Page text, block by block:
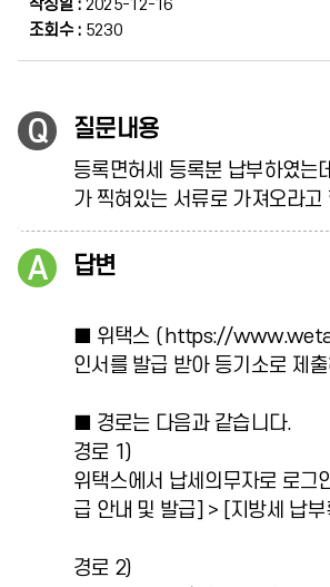
작성일 : 2025-12-16
조회수 : 5230
질문내용
등록면허세 등록분 납부하였는
가 찍혀있는 서류로 가져오라고
답변
■ 위택스 ( https://
인서를 발급 받아 등기소로 제
■ 경로는 다음과 같습니다.
경로 1)
위택스에서 납세의무자로 로그
급 안내 및 발급] > [지방세 납부
경로 2)